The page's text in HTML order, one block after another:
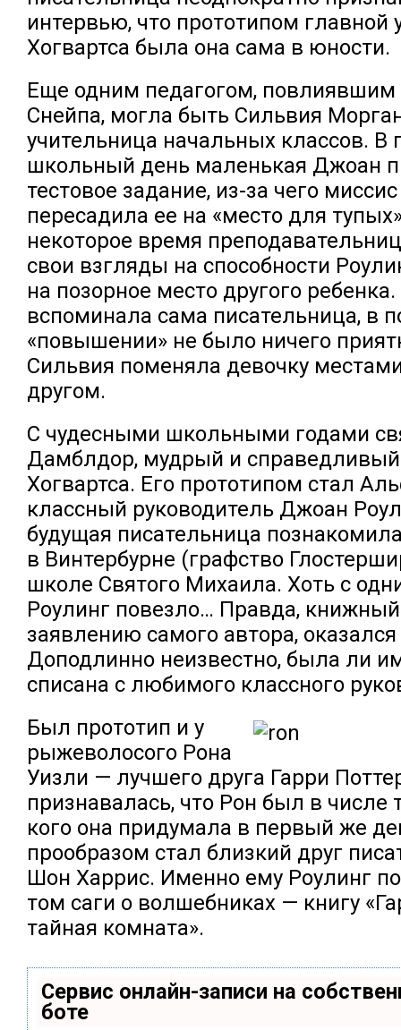
интервью, что прототипом
Хогвартса была она сама в юности.
Еще одним педагогом, повлиявшим
Снейпа, могла быть Сильвия
учительница начальных классов.
школьный день маленькая Джоан
тестовое задание, из-за чего
пересадила ее на «место для
некоторое время
свои взгляды на способности
на позорное место другого
вспоминала сама писательница, в
«повышении» не было ничего
Сильвия поменяла девочку
другом.
С чудесными школьными годами
Дамблдор, мудрый и
Хогвартса. Его прототипом стал
классный руководитель Джоан
будущая писательница
в Винтербурне (графство
школе Святого Михаила. Хоть с
Роулинг повезло… Правда,
заявлению самого автора,
Доподлинно неизвестно, была ли
списана с любимого классного
Был прототип и у
рыжеволосого Рона
Уизли — лучшего друга Гарри
признавалась, что Рон был в числе
кого она придумала в первый же
прообразом стал близкий друг
Шон Харрис. Именно ему Роулинг
том саги о волшебниках — книгу
тайная комната».
Сервис онлайн-записи на
боте